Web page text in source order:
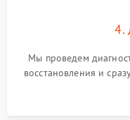
4.
Мы проведем
восстановления и